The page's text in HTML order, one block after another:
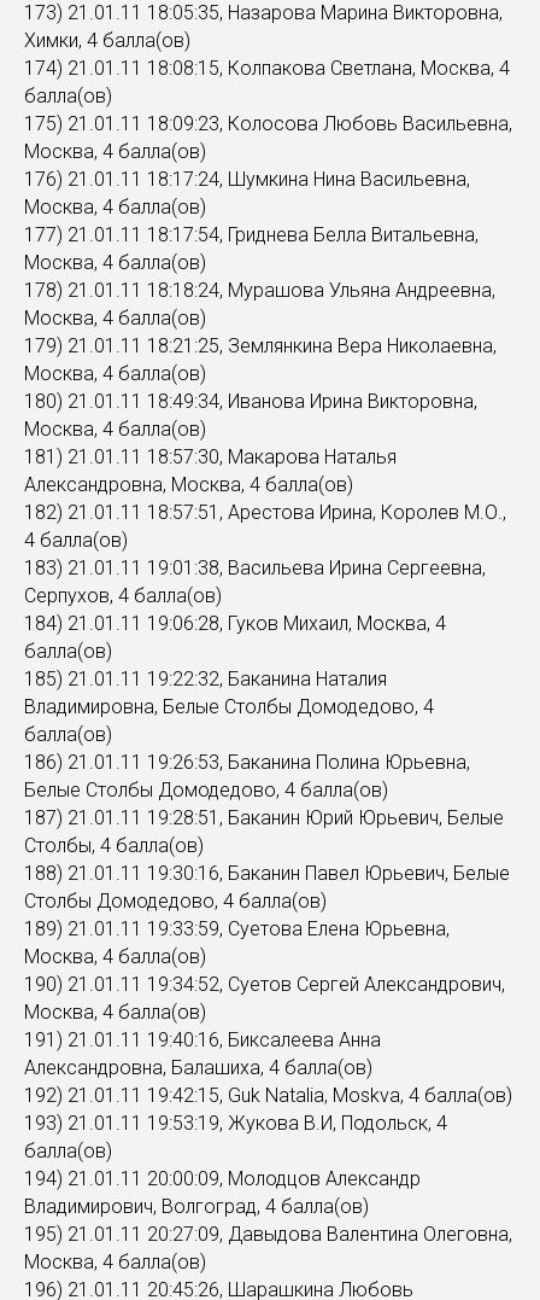
173) 21.01.11 18:05:35, Назарова Марина Викторовна,
Химки, 4 балла(ов)
174) 21.01.11 18:08:15, Колпакова Светлана, Москва, 4
балла(ов)
175) 21.01.11 18:09:23, Колосова Любовь Васильевна,
Москва, 4 балла(ов)
176) 21.01.11 18:17:24, Шумкина Нина Васильевна,
Москва, 4 балла(ов)
177) 21.01.11 18:17:54, Гриднева Белла Витальевна,
Москва, 4 балла(ов)
178) 21.01.11 18:18:24, Мурашова Ульяна Андреевна,
Москва, 4 балла(ов)
179) 21.01.11 18:21:25, Землянкина Вера Николаевна,
Москва, 4 балла(ов)
180) 21.01.11 18:49:34, Иванова Ирина Викторовна,
Москва, 4 балла(ов)
181) 21.01.11 18:57:30, Макарова Наталья
Александровна, Москва, 4 балла(ов)
182) 21.01.11 18:57:51, Арестова Ирина, Королев М.О.,
4 балла(ов)
183) 21.01.11 19:01:38, Васильева Ирина Сергеевна,
Серпухов, 4 балла(ов)
184) 21.01.11 19:06:28, Гуков Михаил, Москва, 4
балла(ов)
185) 21.01.11 19:22:32, Баканина Наталия
Владимировна, Белые Столбы Домодедово, 4
балла(ов)
186) 21.01.11 19:26:53, Баканина Полина Юрьевна,
Белые Столбы Домодедово, 4 балла(ов)
187) 21.01.11 19:28:51, Баканин Юрий Юрьевич, Белые
Столбы, 4 балла(ов)
188) 21.01.11 19:30:16, Баканин Павел Юрьевич, Белые
Столбы Домодедово, 4 балла(ов)
189) 21.01.11 19:33:59, Суетова Елена Юрьевна,
Москва, 4 балла(ов)
190) 21.01.11 19:34:52, Суетов Сергей Александрович,
Москва, 4 балла(ов)
191) 21.01.11 19:40:16, Биксалеева Анна
Александровна, Балашиха, 4 балла(ов)
192) 21.01.11 19:42:15, Guk Natalia, Moskva, 4 балла(ов)
193) 21.01.11 19:53:19, Жукова В.И, Подольск, 4
балла(ов)
194) 21.01.11 20:00:09, Молодцов Александр
Владимирович, Волгоград, 4 балла(ов)
195) 21.01.11 20:27:09, Давыдова Валентина Олеговна,
Москва, 4 балла(ов)
196) 21.01.11 20:45:26, Шарашкина Любовь